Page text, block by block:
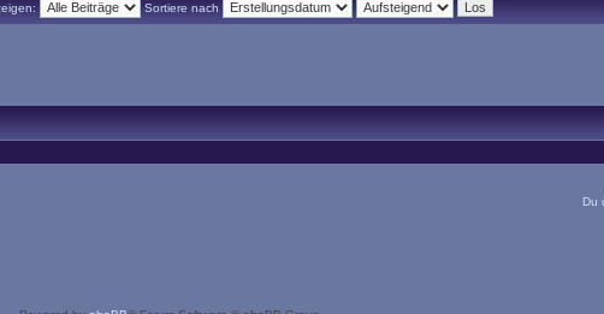
Sortiere nach
Du